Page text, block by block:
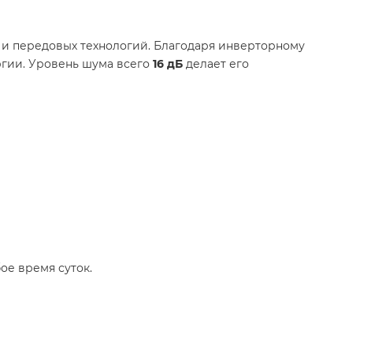
передовых технологий. Благодаря инверторному
Уровень шума всего 16 дБ делает его
время суток.